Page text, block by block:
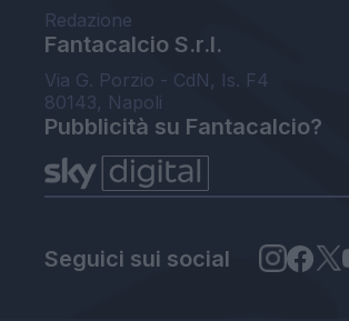
Redazione
Fantacalcio S.r.l.
Via G. Porzio - CdN, Is. F4
80143, Napoli
Pubblicità su Fantacalcio?
Seguici sui social